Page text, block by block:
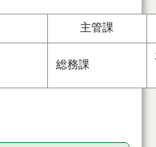
主管課
総務課